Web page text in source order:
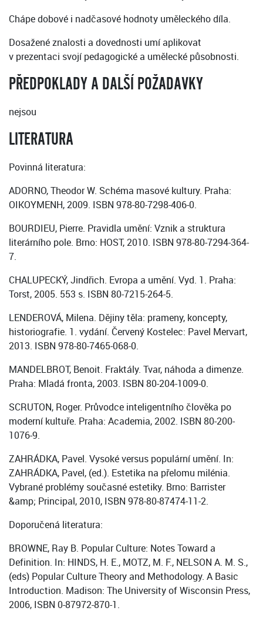
Chápe dobové i nadčasové hodnoty uměleckého díla.
Dosažené znalosti a dovednosti umí aplikovat
v prezentaci svojí pedagogické a umělecké působnosti.
PŘEDPOKLADY A DALŠÍ POŽADAVKY
nejsou
LITERATURA
Povinná literatura:
ADORNO, Theodor W. Schéma masové kultury. Praha:
OIKOYMENH, 2009. ISBN 978-80-7298-406-0.
BOURDIEU, Pierre. Pravidla umění: Vznik a struktura
literárního pole. Brno: HOST, 2010. ISBN 978-80-7294-364-
7.
CHALUPECKÝ, Jindřich. Evropa a umění. Vyd. 1. Praha:
Torst, 2005. 553 s. ISBN 80-7215-264-5.
LENDEROVÁ, Milena. Dějiny těla: prameny, koncepty,
historiografie. 1. vydání. Červený Kostelec: Pavel Mervart,
2013. ISBN 978-80-7465-068-0.
MANDELBROT, Benoit. Fraktály. Tvar, náhoda a dimenze.
Praha: Mladá fronta, 2003. ISBN 80-204-1009-0.
SCRUTON, Roger. Průvodce inteligentního člověka po
moderní kultuře. Praha: Academia, 2002. ISBN 80-200-
1076-9.
ZAHRÁDKA, Pavel. Vysoké versus populární umění. In:
ZAHRÁDKA, Pavel, (ed.). Estetika na přelomu milénia.
Vybrané problémy současné estetiky. Brno: Barrister
&amp; Principal, 2010, ISBN 978-80-87474-11-2.
Doporučená literatura:
BROWNE, Ray B. Popular Culture: Notes Toward a
Definition. In: HINDS, H. E., MOTZ, M. F., NELSON A. M. S.,
(eds) Popular Culture Theory and Methodology. A Basic
Introduction. Madison: The University of Wisconsin Press,
2006, ISBN 0-87972-870-1.